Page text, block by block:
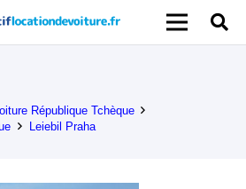
République Tchèque
Leiebil Praha